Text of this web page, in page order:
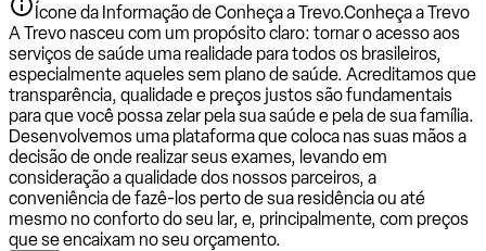
Ícone da Informação de Conheça a Trevo.Conheça a Trevo
A Trevo nasceu com um propósito claro: tornar o acesso aos
serviços de saúde uma realidade para todos os brasileiros,
especialmente aqueles sem plano de saúde. Acreditamos que
transparência, qualidade e preços justos são fundamentais
para que você possa zelar pela sua saúde e pela de sua família.
Desenvolvemos uma plataforma que coloca nas suas mãos a
decisão de onde realizar seus exames, levando em
consideração a qualidade dos nossos parceiros, a
conveniência de fazê-los perto de sua residência ou até
mesmo no conforto do seu lar, e, principalmente, com preços
que se encaixam no seu orçamento.